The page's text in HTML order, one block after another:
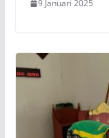
9 Januari 2025